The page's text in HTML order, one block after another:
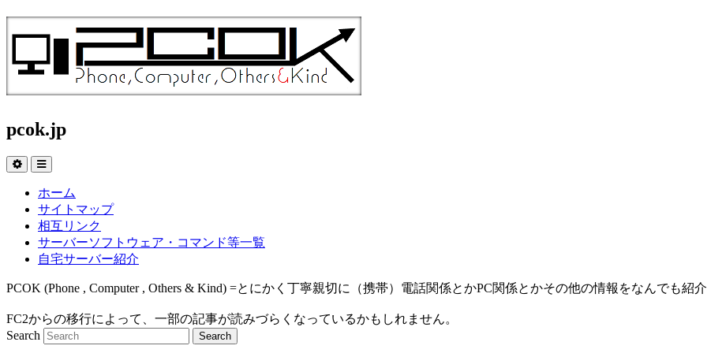
pcok.jp
ホーム
サイトマップ
相互リンク
サーバーソフトウェア・コマンド等一覧
自宅サーバー紹介
PCOK (Phone , Computer , Others & Kind) =とにかく丁寧親切に（携帯）電話関係とかPC関係とかその他の情報をなんでも紹
FC2からの移行によって、一部の記事が読みづらくなっているかもしれません。
Search